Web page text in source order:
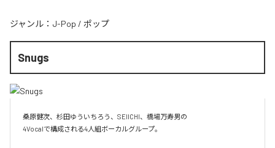
ジャンル： J-Pop / ポップ
Snugs
桑原健次、杉田ゆういちろう、SEIICHI、橋場万寿男の
4Vocalで構成される4人組ボーカルグループ。